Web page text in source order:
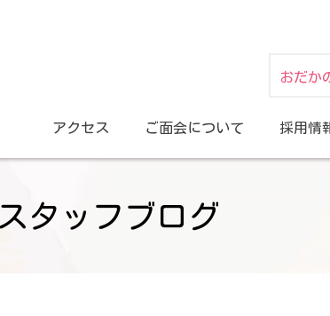
おだか
アクセス ご面会について 採用情
スタッフブログ